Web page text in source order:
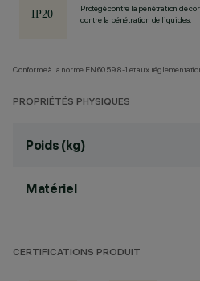
Protégé contre la pénétration de
contre la pénétration de liquides.
Conforme à la norme EN60598-1 et aux
PROPRIÉTÉS PHYSIQUES
Poids (kg)
Matériel
CERTIFICATIONS PRODUIT